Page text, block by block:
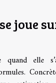
joue
quand elle